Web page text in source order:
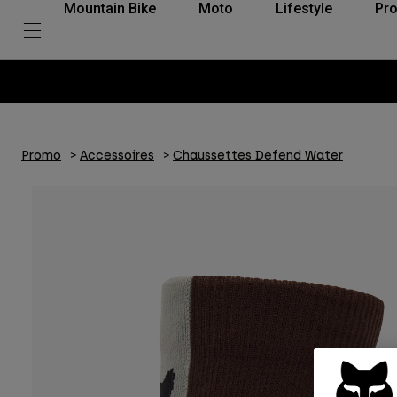
Mountain Bike Moto Lifestyle
Promo Accessoires Chaussettes Defend Water